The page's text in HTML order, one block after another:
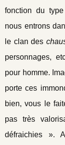
fonction du
nous entrons
le clan des
personnages,
pour homme.
porte ces
bien, vous le
pas très
défraichies ».